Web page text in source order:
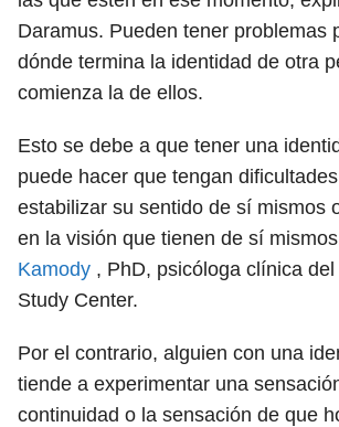
Daramus. Pueden tener problemas
dónde termina la identidad de otra
comienza la de ellos.
Esto se debe a que tener una
puede hacer que tengan
estabilizar su sentido de sí mismos
en la visión que tienen de sí
Kamody , PhD, psicóloga clínica del
Study Center.
Por el contrario, alguien con una
tiende a experimentar una
continuidad o la sensación de que